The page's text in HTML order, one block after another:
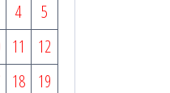
4
5
11
12
18
19